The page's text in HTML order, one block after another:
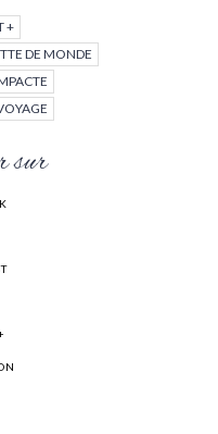
+
DE MONDE
sur